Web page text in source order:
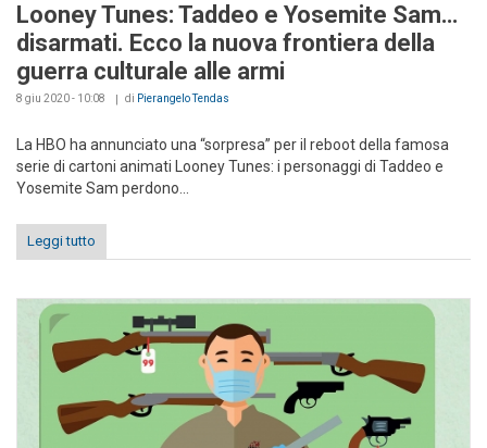
Looney Tunes: Taddeo e Yosemite Sam…
disarmati. Ecco la nuova frontiera della
guerra culturale alle armi
8 giu 2020 - 10:08 di Pierangelo Tendas
La HBO ha annunciato una “sorpresa” per il reboot della famosa
serie di cartoni animati Looney Tunes: i personaggi di Taddeo e
Yosemite Sam perdono...
Leggi tutto